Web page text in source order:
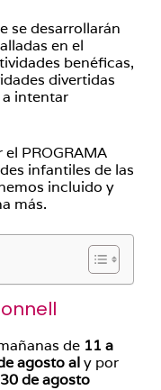
se desarrollarán
en el
benéficas,
divertidas
intentar
PROGRAMA
infantiles de las
incluido y
más.
de 11 a
agosto aly por
de agosto